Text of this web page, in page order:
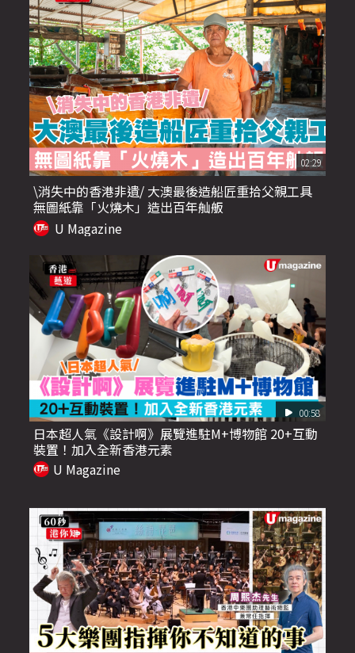
02:29
\消失中的香港非遺/ 大澳最後造船匠重拾父親工具
無圖紙靠「火燒木」造出百年舢舨
U Magazine
00:58
日本超人氣《設計啊》展覽進駐M+博物館 20+互動
裝置！加入全新香港元素
U Magazine